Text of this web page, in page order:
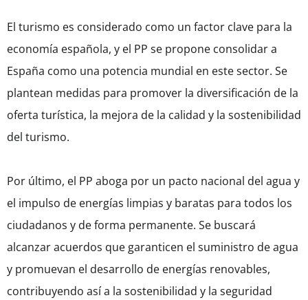
El turismo es considerado como un factor clave para la
economía española, y el PP se propone consolidar a
España como una potencia mundial en este sector. Se
plantean medidas para promover la diversificación de la
oferta turística, la mejora de la calidad y la sostenibilidad
del turismo.
Por último, el PP aboga por un pacto nacional del agua y
el impulso de energías limpias y baratas para todos los
ciudadanos y de forma permanente. Se buscará
alcanzar acuerdos que garanticen el suministro de agua
y promuevan el desarrollo de energías renovables,
contribuyendo así a la sostenibilidad y la seguridad